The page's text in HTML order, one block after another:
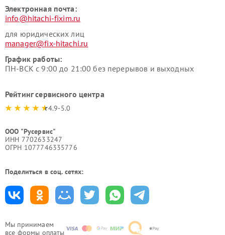
Мы принимаем
все формы оплаты
Электронная почта:
info@hitachi-fixim.ru
для юридических лиц
manager@fix-hitachi.ru
График работы:
ПН-ВСК с 9:00 до 21:00 без перерывов и выходных
Рейтинг сервисного центра
4.9-5.0
ООО "Русервис"
ИНН 7702633247
ОГРН 1077746335776
Поделиться в соц. сетях: